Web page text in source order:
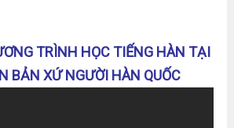
TRÌNH HỌC TIẾNG HÀN TẠI
BẢN XỨ NGƯỜI HÀN QUỐC